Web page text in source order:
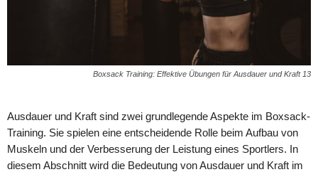
Boxsack Training: Effektive Übungen für Ausdauer und Kraft 13
Ausdauer und Kraft sind zwei grundlegende Aspekte im Boxsack-
Training. Sie spielen eine entscheidende Rolle beim Aufbau von
Muskeln und der Verbesserung der Leistung eines Sportlers. In
diesem Abschnitt wird die Bedeutung von Ausdauer und Kraft im